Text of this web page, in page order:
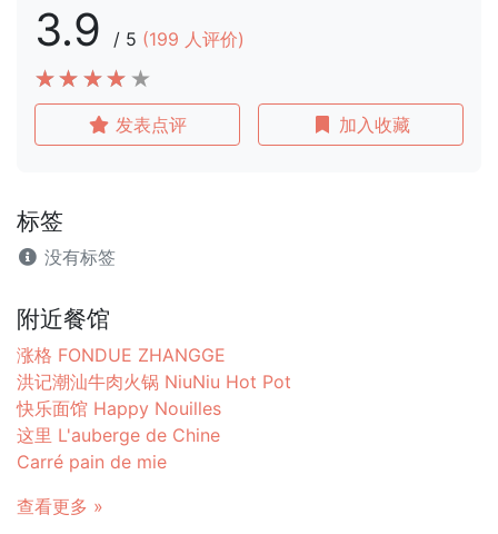
3.9 / 5 (199 人评价)
发表点评 加入收藏
标签
没有标签
附近餐馆
涨格 FONDUE ZHANGGE
洪记潮汕牛肉火锅 NiuNiu Hot Pot
快乐面馆 Happy Nouilles
这里 L'auberge de Chine
Carré pain de mie
查看更多 »